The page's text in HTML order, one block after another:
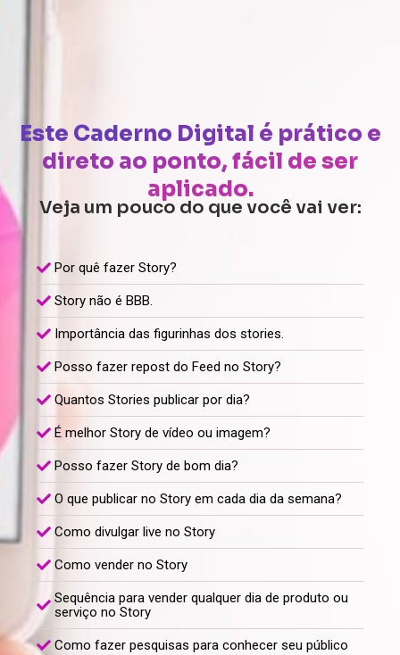
Este Caderno Digital é prático e
direto ao ponto, fácil de ser
aplicado.
Veja um pouco do que você vai ver:
Por quê fazer Story?
Story não é BBB.
Importância das figurinhas dos stories.
Posso fazer repost do Feed no Story?
Quantos Stories publicar por dia?
É melhor Story de vídeo ou imagem?
Posso fazer Story de bom dia?
O que publicar no Story em cada dia da semana?
Como divulgar live no Story
Como vender no Story
Sequência para vender qualquer dia de produto ou
serviço no Story
Como fazer pesquisas para conhecer seu público